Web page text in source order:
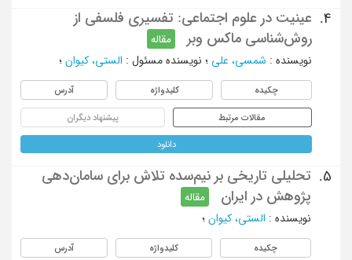
4.
عینیت در علوم اجتماعی: تفسیری فلسفی از
روش‌شناسی ماکس وبر
مقاله
نویسنده : شمسی، علی ؛ نویسنده مسئول : الستی، کیوان ؛
چکیده کلیدواژه آدرس
مقالات مرتبط پیشنهاد دیگران
دانلود
5.
تحلیلی تاریخی بر نیم‌سده تلاش برای سامان‌دهی
پژوهش در ایران
مقاله
نویسنده : الستی، کیوان ؛
چکیده کلیدواژه آدرس